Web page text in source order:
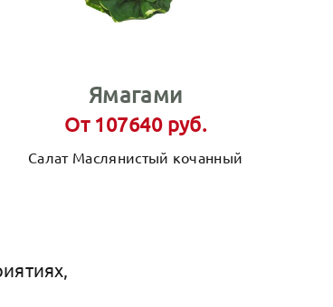
Ямагами
От 107640 руб.
Салат Маслянистый кочанный